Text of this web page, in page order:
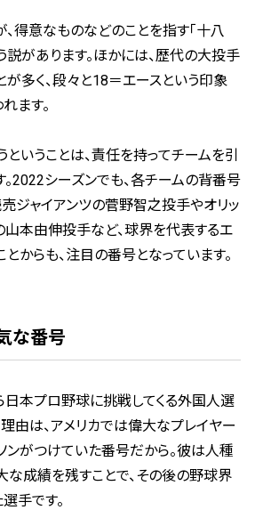
得意なものなどのことを指す「十八
説があります。ほかには、歴代の大投手
多く、段々と18＝エースという印象
ます。
いうことは、責任を持ってチームを引
2022シーズンでも、各チームの背番号
ジャイアンツの菅野智之投手やオリッ
山本由伸投手など、球界を代表するエ
からも、注目の番号となっています。
な番号
日本プロ野球に挑戦してくる外国人選
由は、アメリカでは偉大なプレイヤー
ンがつけていた番号だから。彼は人種
成績を残すことで、その後の野球界
手です。